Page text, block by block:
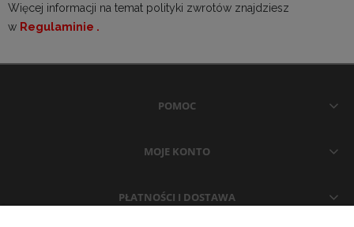
Więcej informacji na temat polityki zwrotów znajdziesz
w Regulaminie .
POMOC
MOJE KONTO
PŁATNOŚCI I DOSTAWA